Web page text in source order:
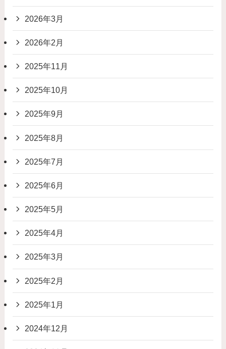
2026年3月
2026年2月
2025年11月
2025年10月
2025年9月
2025年8月
2025年7月
2025年6月
2025年5月
2025年4月
2025年3月
2025年2月
2025年1月
2024年12月